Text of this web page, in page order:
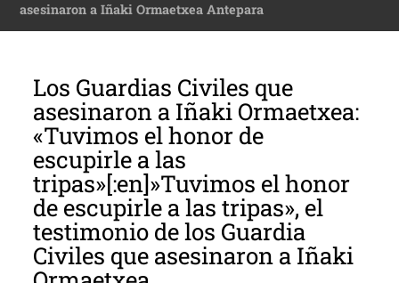
asesinaron a Iñaki Ormaetxea Antepara
Los Guardias Civiles que
asesinaron a Iñaki Ormaetxea:
«Tuvimos el honor de
escupirle a las
tripas»[:en]»Tuvimos el honor
de escupirle a las tripas», el
testimonio de los Guardia
Civiles que asesinaron a Iñaki